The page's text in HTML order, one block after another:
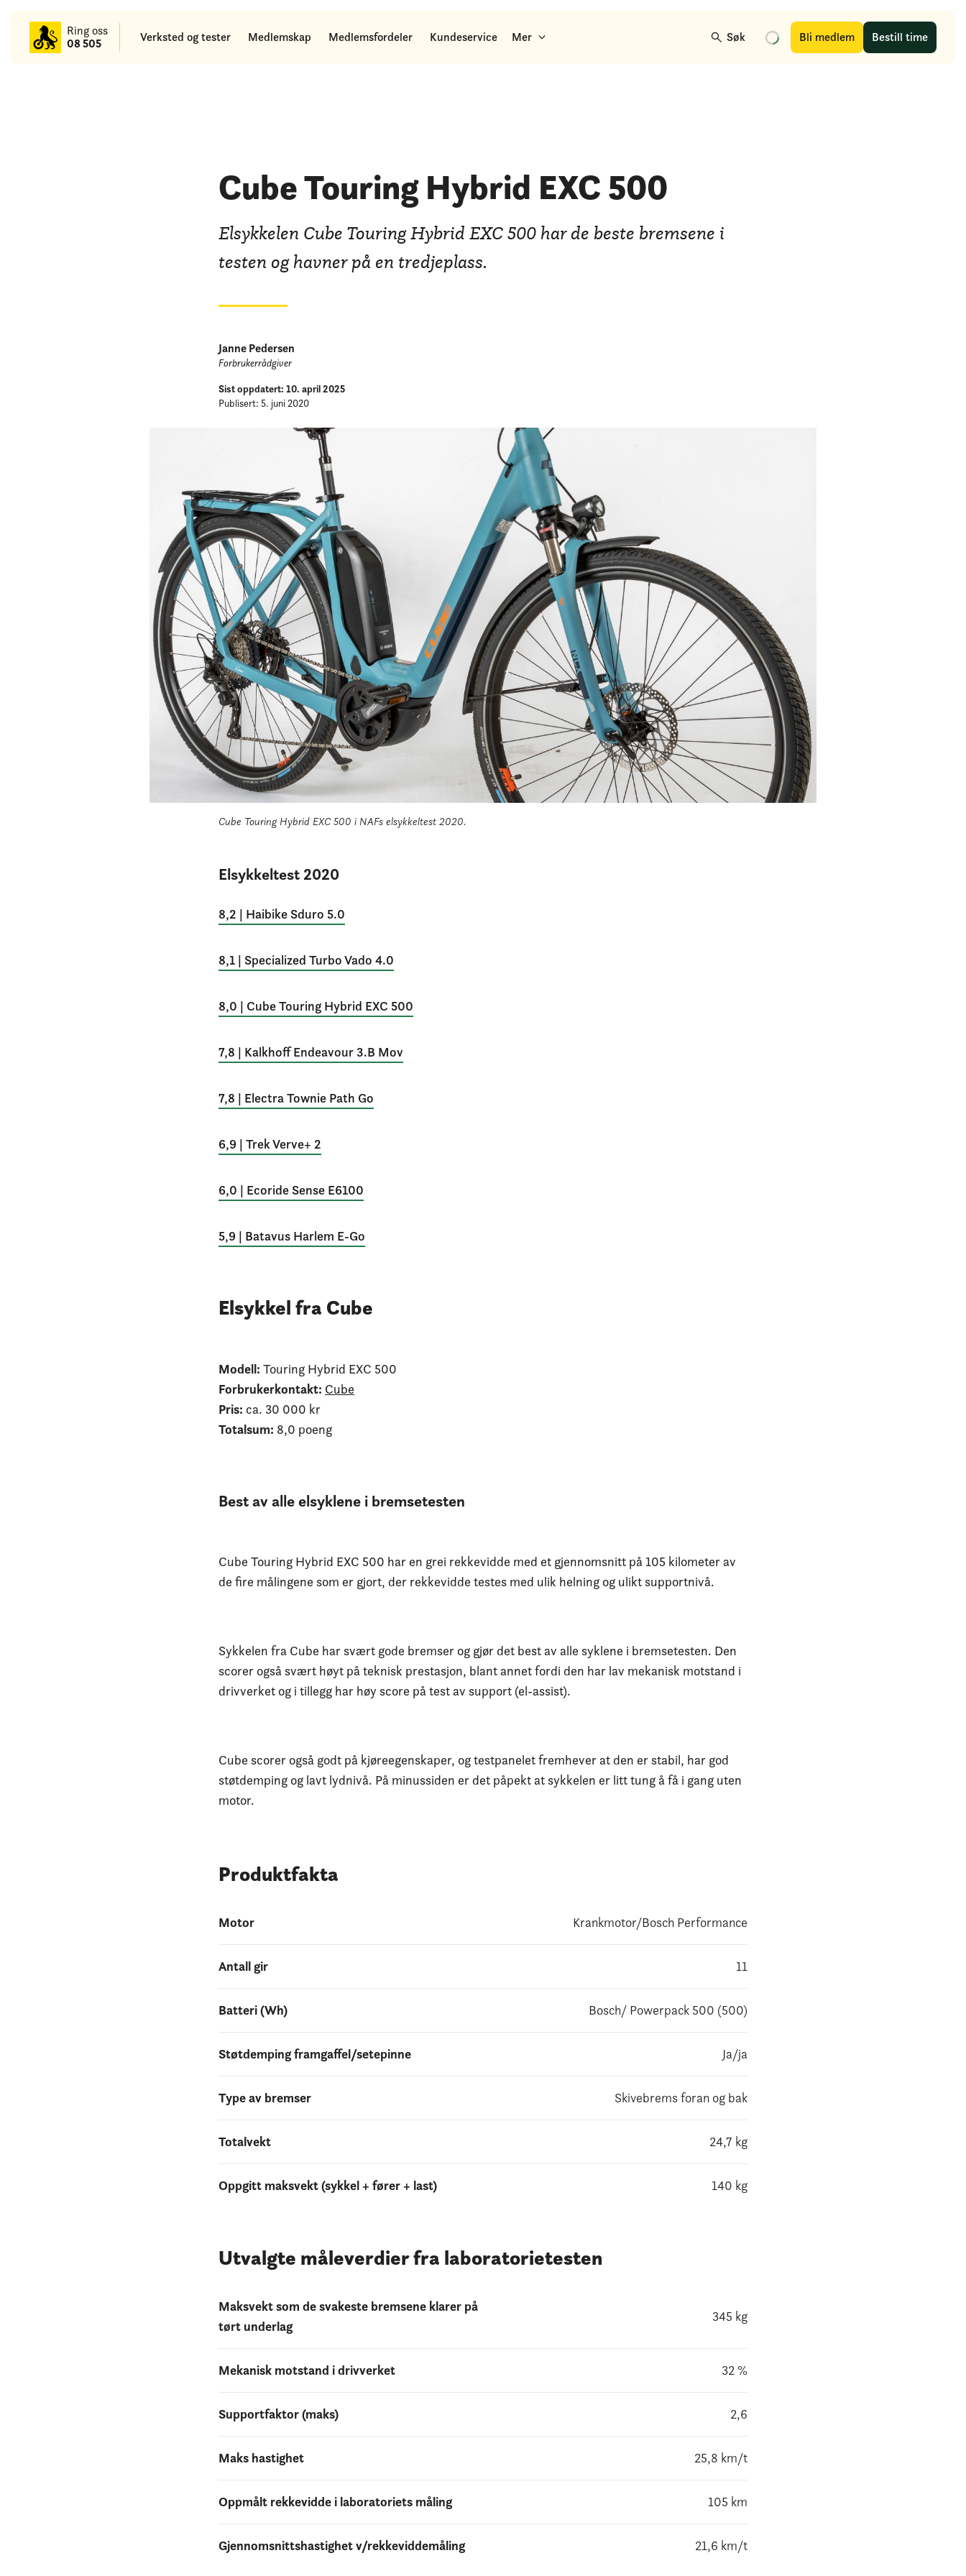
Ring oss
08 505
Verksted og tester Medlemskap Medlemsfordeler Kundeservice Mer Søk Bli medlem Bestill time
hovedinnhold
Cube Touring Hybrid EXC 500
Elsykkelen Cube Touring Hybrid EXC 500 har de beste bremsene i
testen og havner på en tredjeplass.
Janne Pedersen
Forbrukerrådgiver
Sist oppdatert: 10. april 2025
Publisert: 5. juni 2020
Cube Touring Hybrid EXC 500 i NAFs elsykkeltest 2020.
Elsykkeltest 2020
8,2 | Haibike Sduro 5.0
8,1 | Specialized Turbo Vado 4.0
8,0 | Cube Touring Hybrid EXC 500
7,8 | Kalkhoff Endeavour 3.B Mov
7,8 | Electra Townie Path Go
6,9 | Trek Verve+ 2
6,0 | Ecoride Sense E6100
5,9 | Batavus Harlem E-Go
Elsykkel fra Cube
Modell: Touring Hybrid EXC 500
Forbrukerkontakt: Cube
Pris: ca. 30 000 kr
Totalsum: 8,0 poeng
Best av alle elsyklene i bremsetesten
Cube Touring Hybrid EXC 500 har en grei rekkevidde med et gjennomsnitt på 105 kilometer av
de fire målingene som er gjort, der rekkevidde testes med ulik helning og ulikt supportnivå.
Sykkelen fra Cube har svært gode bremser og gjør det best av alle syklene i bremsetesten. Den
scorer også svært høyt på teknisk prestasjon, blant annet fordi den har lav mekanisk motstand i
drivverket og i tillegg har høy score på test av support (el-assist).
Cube scorer også godt på kjøreegenskaper, og testpanelet fremhever at den er stabil, har god
støtdemping og lavt lydnivå. På minussiden er det påpekt at sykkelen er litt tung å få i gang uten
motor.
Produktfakta
Motor Krankmotor/Bosch Performance
Antall gir 11
Batteri (Wh) Bosch/ Powerpack 500 (500)
Støtdemping framgaffel/setepinne Ja/ja
Type av bremser Skivebrems foran og bak
Totalvekt 24,7 kg
Oppgitt maksvekt (sykkel + fører + last) 140 kg
Utvalgte måleverdier fra laboratorietesten
Maksvekt som de svakeste bremsene klarer på
tørt underlag
345 kg
Mekanisk motstand i drivverket 32 %
Supportfaktor (maks) 2,6
Maks hastighet 25,8 km/t
Oppmålt rekkevidde i laboratoriets måling 105 km
Gjennomsnittshastighet v/rekkeviddemåling 21,6 km/t